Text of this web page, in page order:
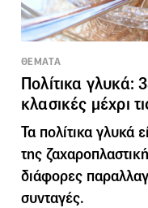
ΘΕΜΑΤΑ
Πολίτικα γλυκά:
κλασικές μέχρι
Τα πολίτικα γλυκά
της
διάφορες
συνταγές.